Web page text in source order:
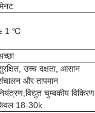
1 ℃
उच्च दक्षता, आसान
और तापमान
चुम्बकीय विकिरण
18-30k